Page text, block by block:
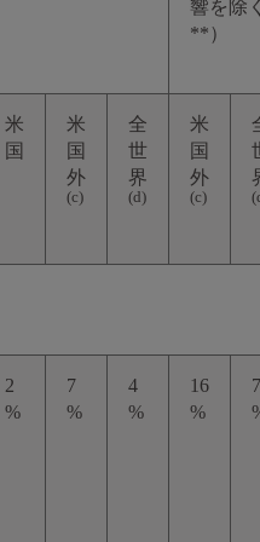
響を除
**）
米
国
米
国
外
(c)
全
世
界
(d)
米
国
外
(c)
2
%
7
%
4
%
16
%
7